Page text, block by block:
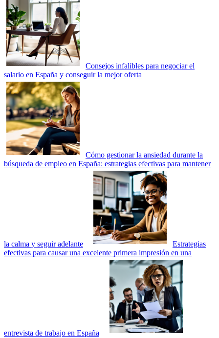
Consejos infalibles para negociar el
salario en España y conseguir la mejor oferta
Cómo gestionar la ansiedad durante la
búsqueda de empleo en España: estrategias efectivas para mantener
la calma y seguir adelante
Estrategias
efectivas para causar una excelente primera impresión en una
entrevista de trabajo en España